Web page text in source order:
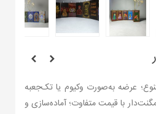
عرضه به‌صورت وکیوم یا تک‌جعبه
با قیمت متفاوت؛ آماده‌سازی و